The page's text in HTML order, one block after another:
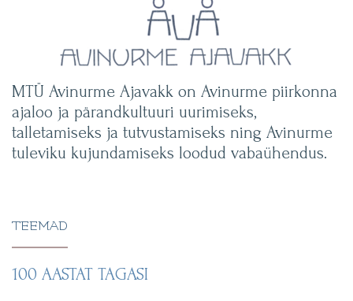
MTÜ Avinurme Ajavakk on Avinurme piirkonna
ajaloo ja pärandkultuuri uurimiseks,
talletamiseks ja tutvustamiseks ning Avinurme
tuleviku kujundamiseks loodud vabaühendus.
TEEMAD
100 AASTAT TAGASI